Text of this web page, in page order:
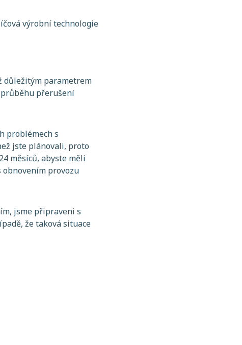
výrobní technologie
důležitým parametrem
přerušení
problémech s
jste plánovali, proto
měsíců, abyste měli
provozu
jsme připraveni s
že taková situace